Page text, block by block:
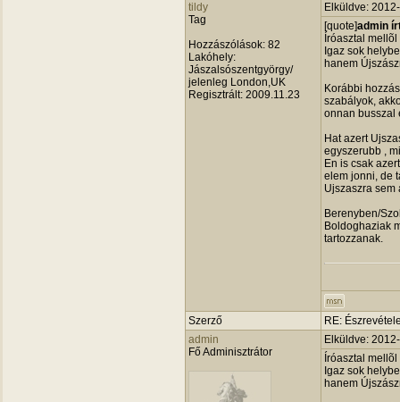
tildy
Tag
Hozzászólások: 82
Lakóhely:
Jászalsószentgyörgy/
jelenleg London,UK
Regisztrált: 2009.11.23
Elküldve:
[quote]admin
Íróasztal
Igaz sok
hanem
Korábbi
szabályok,
onnan busszal
Hat azert
egyszerubb ,
En is csak
elem jonni, de
Ujszaszra sem
Berenyben/
Boldoghaziak
tartozzanak.
Szerző
RE:
admin
Fő Adminisztrátor
Elküldve:
Íróasztal
Igaz sok
hanem